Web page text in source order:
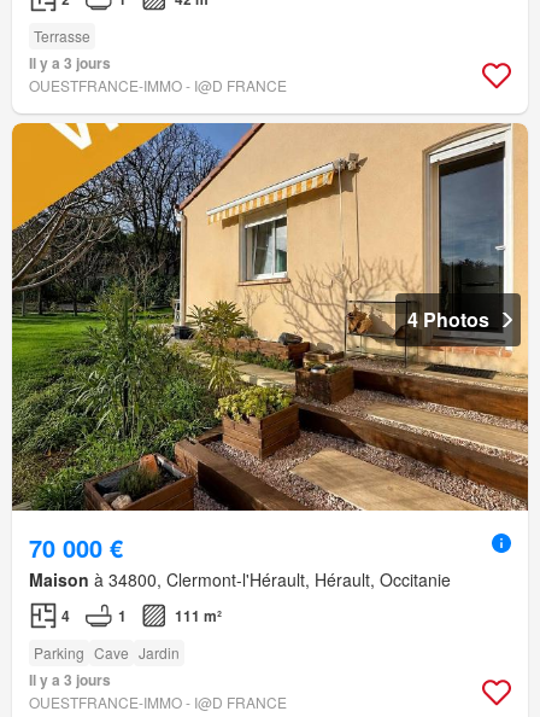
Terrasse
Il y a 3 jours
OUESTFRANCE-IMMO - I@D FRANCE
4 Photos
70 000 €
Maison à 34800, Clermont-l'Hérault, Hérault, Occitanie
4 1 111 m²
Parking Cave Jardin
Il y a 3 jours
OUESTFRANCE-IMMO - I@D FRANCE